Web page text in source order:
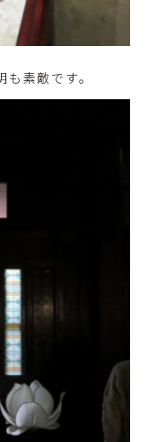
素敵です。